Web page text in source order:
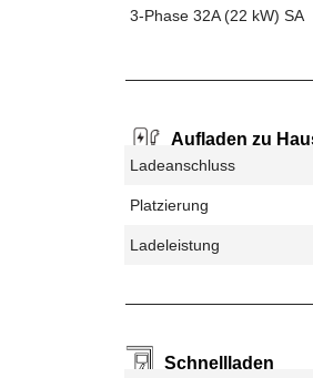
3-Phase 32A (22 kW) SA
Aufladen zu
Ladeanschluss
Platzierung
Ladeleistung
Schnellladen